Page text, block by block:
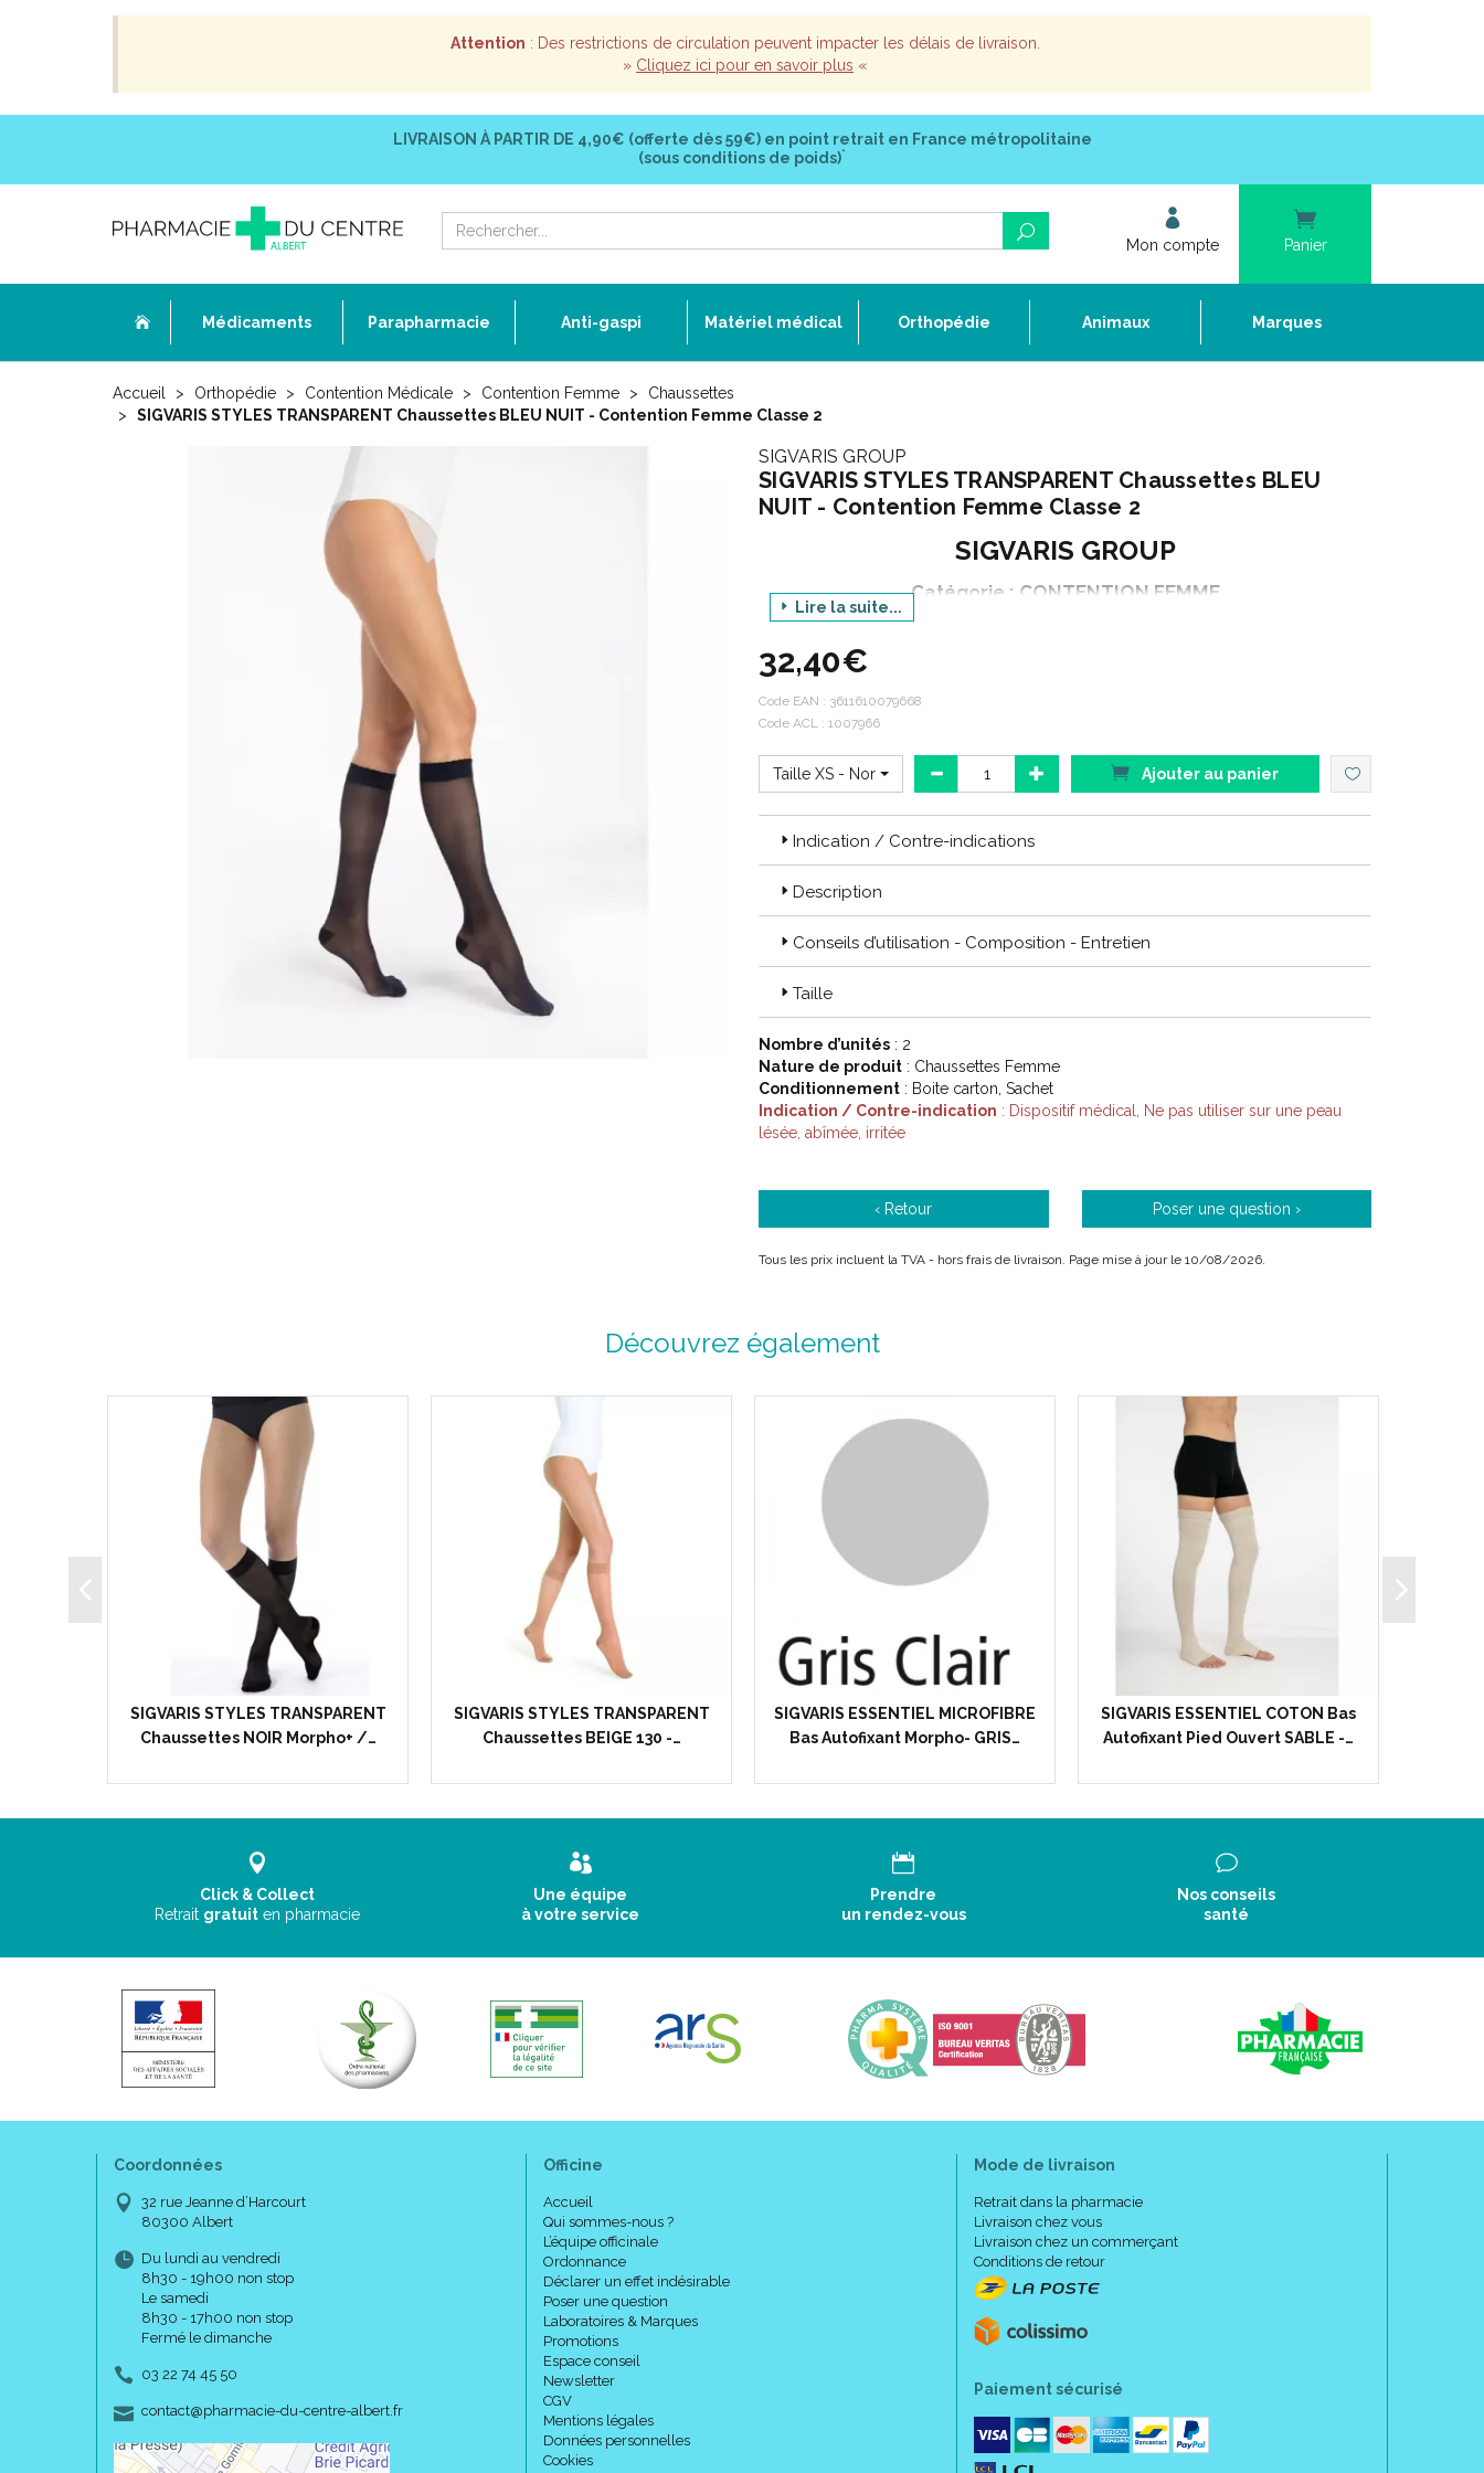
Attention : Des restrictions de circulation peuvent impacter les délais de livraison.
» Cliquez ici pour en savoir plus «
LIVRAISON À PARTIR DE 4,90€ (offerte dès 59€) en point retrait en France métropolitaine
(sous conditions de poids)*
Mon compte Panier
Médicaments Parapharmacie Anti-gaspi Matériel médical Orthopédie Animaux Marques
Accueil Orthopédie Contention Médicale Contention Femme
Chaussettes
SIGVARIS STYLES TRANSPARENT Chaussettes BLEU NUIT - Contention Femme Classe 2
SIGVARIS GROUP
SIGVARIS STYLES TRANSPARENT Chaussettes BLEU
NUIT - Contention Femme Classe 2
SIGVARIS GROUP
Catégorie : CONTENTION FEMME
Les “Styles” sont des produits au look tendance adaptés aux tenues de vos patientes,
pour qu’elles puissent exprimer leur personnalité.
Code ACL : 1007966 / 1007960 / 1007965 / 1007959 / 1007964 / 1007958 / 107963
/ 1007957 / 1007962 / 1007956 / 1007961 / 1007955
Code EAN : 3611610079668 / 3611610079606 / 3611610079651 / 3611610079590 /
3611610079644 / 3611610079583 / 3611610079637 / 3611610079576 /
3611610079620 / 3611610079569 / 3611610079613 / 3611610079552
Lire la suite...
32,40€
Code EAN : 3611610079668
Code ACL : 1007966
Taille XS - Normal Ajouter au panier
Indication / Contre-indications
Description
Conseils d’utilisation - Composition - Entretien
Taille
Nombre d’unités : 2
Nature de produit : Chaussettes Femme
Conditionnement : Boite carton, Sachet
Indication / Contre-indication : Dispositif médical, Ne pas utiliser sur une peau
lésée, abîmée, irritée
‹ Retour Poser une question ›
Tous les prix incluent la TVA - hors frais de livraison. Page mise à jour le 10/08/2026.
Découvrez également
SIGVARIS STYLES TRANSPARENT
Chaussettes NOIR Morpho+ /…
SIGVARIS STYLES TRANSPARENT
Chaussettes BEIGE 130 -…
SIGVARIS ESSENTIEL MICROFIBRE
Bas Autofixant Morpho- GRIS…
SIGVARIS ESSENTIEL COTON Bas
Autofixant Pied Ouvert SABLE -…
Click & Collect
Retrait gratuit en pharmacie
Une équipe
à votre service
Prendre
un rendez-vous
Nos conseils
santé
Coordonnées
32 rue Jeanne d’Harcourt
80300 Albert
Du lundi au vendredi
8h30 - 19h00 non stop
Le samedi
8h30 - 17h00 non stop
Fermé le dimanche
03 22 74 45 50
contact-
@-
pharmacie-du-centre-albert.fr
Officine
Accueil
Qui sommes-nous ?
L’équipe officinale
Ordonnance
Déclarer un effet indésirable
Poser une question
Laboratoires & Marques
Promotions
Espace conseil
Newsletter
CGV
Mentions légales
Données personnelles
Cookies
Mode de livraison
Retrait dans la pharmacie
Livraison chez vous
Livraison chez un commerçant
Conditions de retour
Paiement sécurisé